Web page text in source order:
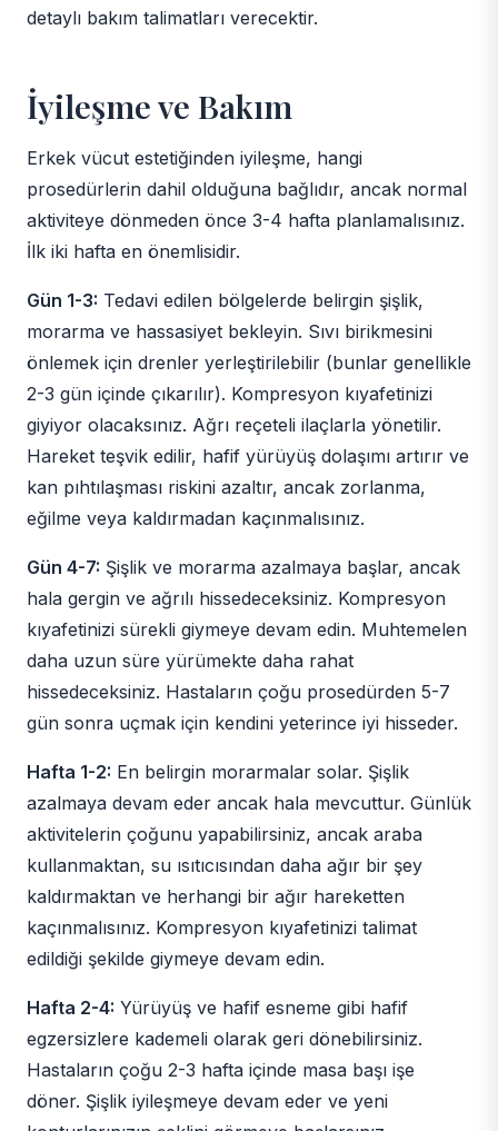
detaylı bakım talimatları verecektir.
İyileşme ve Bakım
Erkek vücut estetiğinden iyileşme, hangi
prosedürlerin dahil olduğuna bağlıdır, ancak normal
aktiviteye dönmeden önce 3-4 hafta planlamalısınız.
İlk iki hafta en önemlisidir.
Gün 1-3: Tedavi edilen bölgelerde belirgin şişlik,
morarma ve hassasiyet bekleyin. Sıvı birikmesini
önlemek için drenler yerleştirilebilir (bunlar genellikle
2-3 gün içinde çıkarılır). Kompresyon kıyafetinizi
giyiyor olacaksınız. Ağrı reçeteli ilaçlarla yönetilir.
Hareket teşvik edilir, hafif yürüyüş dolaşımı artırır ve
kan pıhtılaşması riskini azaltır, ancak zorlanma,
eğilme veya kaldırmadan kaçınmalısınız.
Gün 4-7: Şişlik ve morarma azalmaya başlar, ancak
hala gergin ve ağrılı hissedeceksiniz. Kompresyon
kıyafetinizi sürekli giymeye devam edin. Muhtemelen
daha uzun süre yürümekte daha rahat
hissedeceksiniz. Hastaların çoğu prosedürden 5-7
gün sonra uçmak için kendini yeterince iyi hisseder.
Hafta 1-2: En belirgin morarmalar solar. Şişlik
azalmaya devam eder ancak hala mevcuttur. Günlük
aktivitelerin çoğunu yapabilirsiniz, ancak araba
kullanmaktan, su ısıtıcısından daha ağır bir şey
kaldırmaktan ve herhangi bir ağır hareketten
kaçınmalısınız. Kompresyon kıyafetinizi talimat
edildiği şekilde giymeye devam edin.
Hafta 2-4: Yürüyüş ve hafif esneme gibi hafif
egzersizlere kademeli olarak geri dönebilirsiniz.
Hastaların çoğu 2-3 hafta içinde masa başı işe
döner. Şişlik iyileşmeye devam eder ve yeni